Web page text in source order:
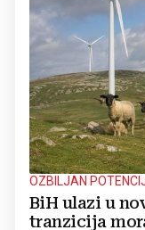
OZBILJAN
BiH ulazi u
tranzicija